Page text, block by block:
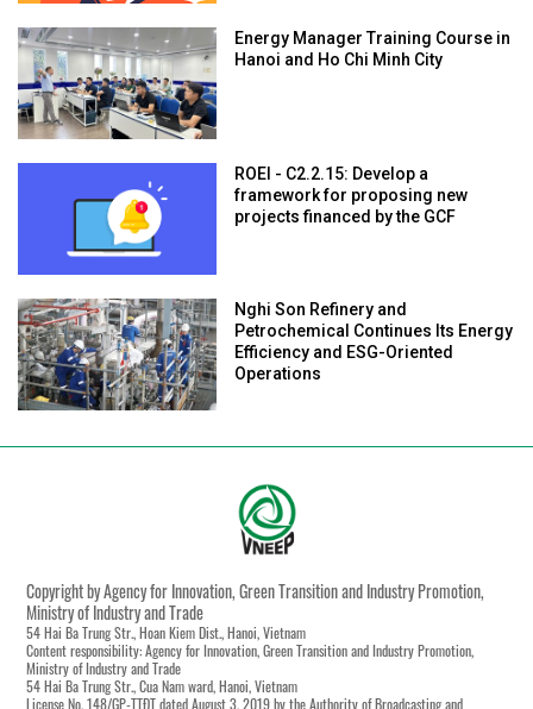
Energy Manager Training Course in
Hanoi and Ho Chi Minh City
ROEI - C2.2.15: Develop a
framework for proposing new
projects financed by the GCF
Nghi Son Refinery and
Petrochemical Continues Its Energy
Efficiency and ESG-Oriented
Operations
Copyright by Agency for Innovation, Green Transition and Industry Promotion,
Ministry of Industry and Trade
54 Hai Ba Trung Str., Hoan Kiem Dist., Hanoi, Vietnam
Content responsibility: Agency for Innovation, Green Transition and Industry Promotion,
Ministry of Industry and Trade
54 Hai Ba Trung Str., Cua Nam ward, Hanoi, Vietnam
License No. 148/GP-TTĐT dated August 3, 2019 by the Authority of Broadcasting and